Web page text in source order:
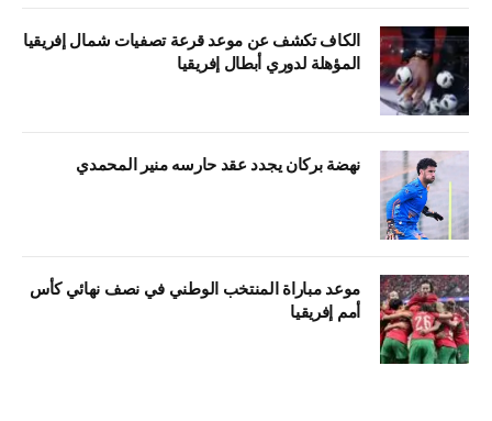
الكاف تكشف عن موعد قرعة تصفيات شمال إفريقيا
المؤهلة لدوري أبطال إفريقيا
نهضة بركان يجدد عقد حارسه منير المحمدي
موعد مباراة المنتخب الوطني في نصف نهائي كأس
أمم إفريقيا